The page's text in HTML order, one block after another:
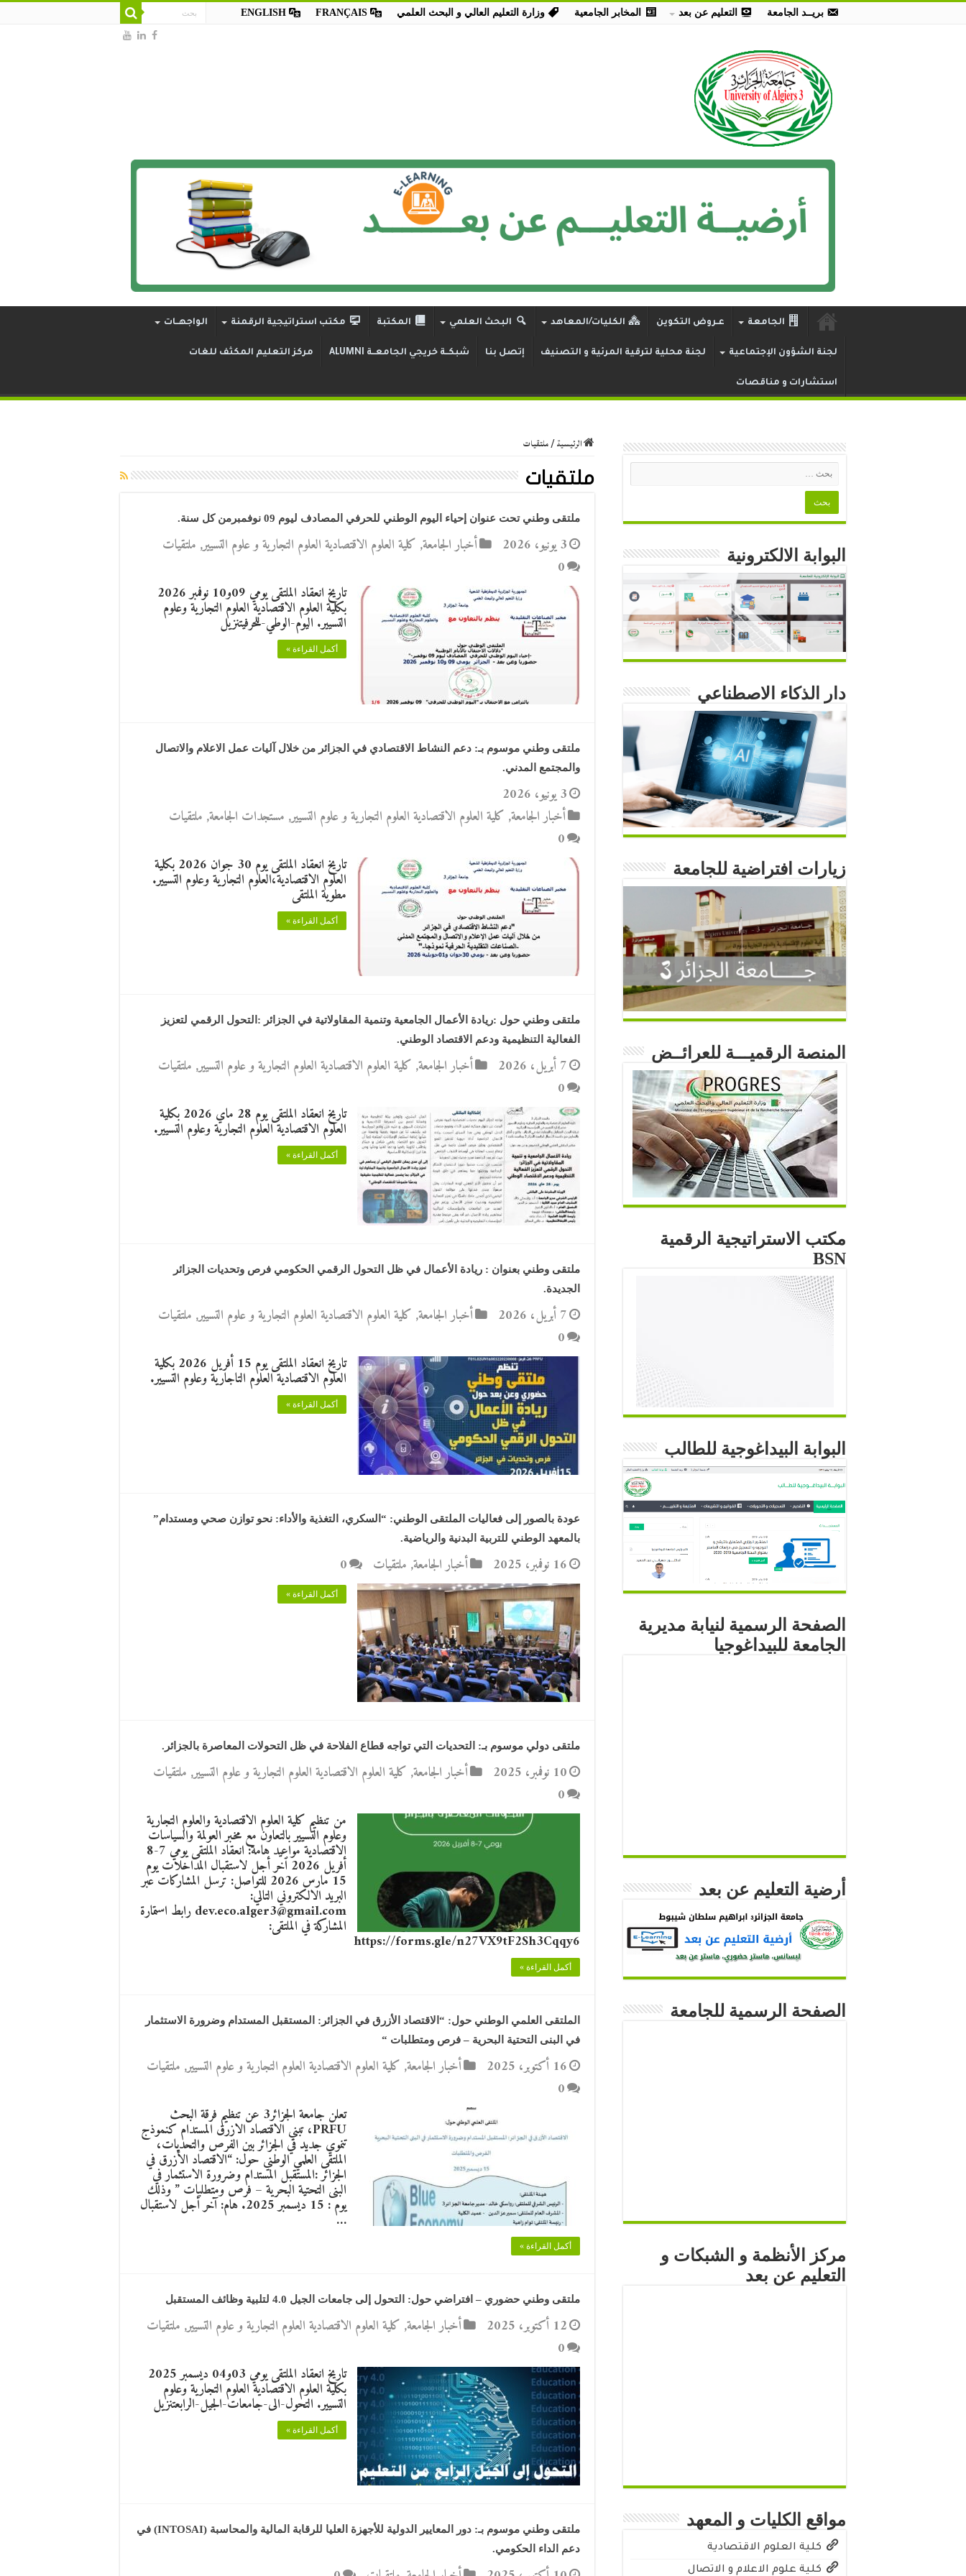
بريــد الجامعة التعليم عن بعد المخابر الجامعية وزارة التعليم العالي و البحث العلمي FRANÇAIS
ENGLISH
الجامعة عـروض التكوين الكليات/المعاهد البحث العلمي المكتبة مكتب استراتيجية الرقمنة الواجهــات
لجنة الشؤون الإجتماعية لجنة محلية لترقية المرئية و التصنيف إتصل بنا شبكــة خريجي الجامعــة ALUMNI مركز التعليم المكثف للغات
استشارات و مناقصات
الرئيسية/ملتقيات
ملتقيات
ملتقى وطني تحت عنوان إحياء اليوم الوطني للحرفي المصادف ليوم 09 نوفمبرمن كل سنة.
3 يونيو، 2026 أخبار الجامعة, كلية العلوم الاقتصادية العلوم التجارية و علوم التسيير, ملتقيات
0
تاريخ انعقاد الملتقى يومي 09و10 نوفمبر 2026
بكلية العلوم الاقتصادية العلوم التجارية وعلوم
التسيير. اليوم-الوطي-للحرفيتنزيل
أكمل القراءة »
ملتقى وطني موسوم بـ: دعم النشاط الاقتصادي في الجزائر من خلال آليات عمل الاعلام والاتصال
والمجتمع المدني.
3 يونيو، 2026
أخبار الجامعة, كلية العلوم الاقتصادية العلوم التجارية و علوم التسيير, مستجدات الجامعة, ملتقيات
0
تاريخ انعقاد الملتقى يوم 30 جوان 2026 بكلية
العلوم الاقتصادية،العلوم التجارية وعلوم التسيير.
مطوية الملتقى
أكمل القراءة »
ملتقى وطني حول :ريادة الأعمال الجامعية وتنمية المقاولاتية في الجزائر :التحول الرقمي لتعزيز
الفعالية التنظيمية ودعم الاقتصاد الوطني.
7 أبريل، 2026 أخبار الجامعة, كلية العلوم الاقتصادية العلوم التجارية و علوم التسيير, ملتقيات
0
تاريخ انعقاد الملتقى يوم 28 ماي 2026 بكلية
العلوم الاقتصادية العلوم التجارية وعلوم التسيير.
أكمل القراءة »
ملتقى وطني بعنوان : ريادة الأعمال في ظل التحول الرقمي الحكومي فرص وتحديات الجزائر
الجديدة.
7 أبريل، 2026 أخبار الجامعة, كلية العلوم الاقتصادية العلوم التجارية و علوم التسيير, ملتقيات
0
تاريخ انعقاد الملتقى يوم 15 أفريل 2026 بكلية
العلوم الاقتصادية العلوم التاجارية وعلوم التسيير.
أكمل القراءة »
عودة بالصور إلى فعاليات الملتقى الوطني: “السكري، التغذية والأداء: نحو توازن صحي ومستدام”
بالمعهد الوطني للتربية البدنية والرياضية.
16 نوفمبر، 2025 أخبار الجامعة, ملتقيات 0
أكمل القراءة »
ملتقى دولي موسوم بـ: التحديات التي تواجه قطاع الفلاحة في ظل التحولات المعاصرة بالجزائر.
10 نوفمبر، 2025 أخبار الجامعة, كلية العلوم الاقتصادية العلوم التجارية و علوم التسيير, ملتقيات
0
من تنظيم كلية العلوم الاقتصادية والعلوم التجارية
وعلوم التسيير بالتعاون مع مخبر العولمة والسياسات
الاقتصادية مواعيد هامة: انعقاد الملتقى يومي 7-8
أفريل 2026 ٱخر أجل لاستقبال المداخلات يوم
15 مارس 2026 للتواصل: ترسل المشاركات عبر
البريد الالكتروني التالي:
dev.eco.alger3@gmail.com رابط استمارة
المشاركة في الملتقى:
https://forms.gle/n27VX9tF2Sh3Cqqy6
أكمل القراءة »
الملتقى العلمي الوطني حول: “الاقتصاد الأزرق في الجزائر: المستقبل المستدام وضرورة الاستثمار
في البنى التحتية البحرية – فرص ومتطلبات “
16 أكتوبر، 2025 أخبار الجامعة, كلية العلوم الاقتصادية العلوم التجارية و علوم التسيير, ملتقيات
0
تعلن جامعة الجزائر3 عن تنظيم فرقة البحث
PRFU، تبني الاقتصاد الازرق المستدام كنموذج
تنموي جديد في الجزائر بين الفرص والتحديات،
الملتقى العلمي الوطني حول: “الاقتصاد الأزرق في
الجزائر :المستقبل المستدام وضرورة الاستثمار في
البنى التحتية البحرية – فرص ومتطلبات ” وذلك
يوم : 15 ديسمبر 2025. هام: آخر أجل لاستقبال
…
أكمل القراءة »
ملتقى وطني حضوري – افتراضي حول: التحول إلى جامعات الجيل 4.0 لتلبية وظائف المستقبل
12 أكتوبر، 2025 أخبار الجامعة, كلية العلوم الاقتصادية العلوم التجارية و علوم التسيير, ملتقيات
0
تاريخ انعقاد الملتقى يومي 03و04 ديسمبر 2025
بكلية العلوم الاقتصادية العلوم التجارية وعلوم
التسيير. التحول-الى-جامعات-الجيل-الرابعتنزيل
أكمل القراءة »
ملتقى وطني موسوم بـ: دور المعايير الدولية للأجهزة العليا للرقابة المالية والمحاسبة (INTOSAI) في
دعم الداء الحكومي.
البوابة الالكترونية
دار الذكاء الاصطناعي
زيارات افتراضية للجامعة
المنصة الرقميـــة للعرائــض
مكتب الاستراتيجية الرقمية
BSN
البوابة البيداغوجية للطالب
الصفحة الرسمية لنيابة مديرية
الجامعة للبيداغوجيا
أرضية التعليم عن بعد
الصفحة الرسمية للجامعة
مركز الأنظمة و الشبكات و
التعليم عن بعد
مواقع الكليات و المعهد
كلية العلوم الاقتصادية
كلية علوم الاعلام و الاتصال